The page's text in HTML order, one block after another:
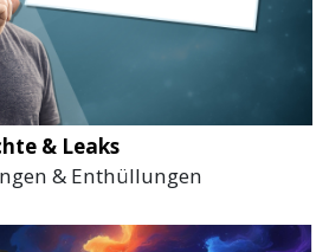
& Leaks
& Enthüllungen